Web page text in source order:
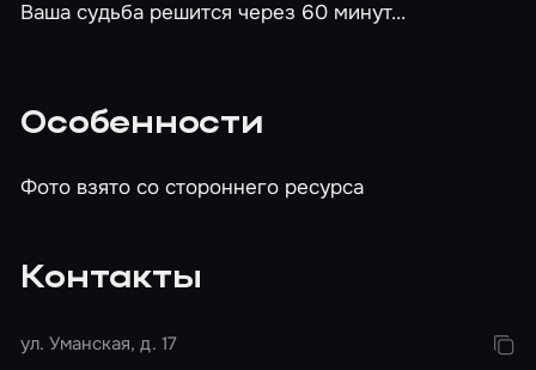
Ваша судьба решится через 60 минут...
Особенности
Фото взято со стороннего ресурса
Контакты
ул. Уманская, д. 17